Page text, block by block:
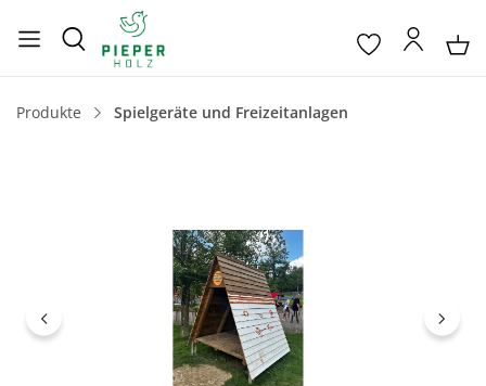
Produkte Spielgeräte und Freizeitanlagen